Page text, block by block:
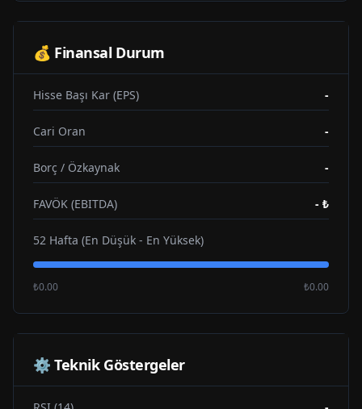
💰 Finansal Durum
Hisse Başı Kar (EPS) -
Cari Oran -
Borç / Özkaynak -
FAVÖK (EBITDA) - ₺
52 Hafta (En Düşük - En Yüksek)
₺0.00 ₺0.00
⚙️ Teknik Göstergeler